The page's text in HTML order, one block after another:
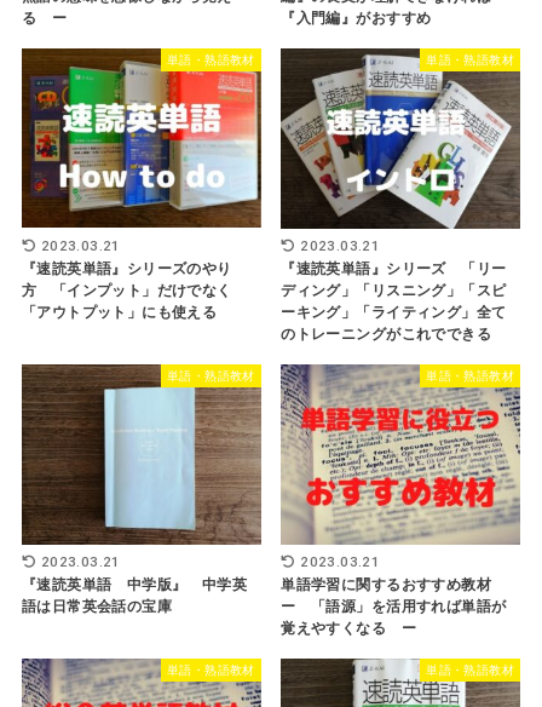
る ー
『入門編』がおすすめ
単語・熟語教材
2023.03.21
『速読英単語』シリーズのやり
方 「インプット」だけでなく
「アウトプット」にも使える
単語・熟語教材
2023.03.21
『速読英単語』シリーズ 「リー
ディング」「リスニング」「スピ
ーキング」「ライティング」全て
のトレーニングがこれでできる
単語・熟語教材
2023.03.21
『速読英単語 中学版』 中学英
語は日常英会話の宝庫
単語・熟語教材
2023.03.21
単語学習に関するおすすめ教材
ー 「語源」を活用すれば単語が
覚えやすくなる ー
単語・熟語教材 単語・熟語教材